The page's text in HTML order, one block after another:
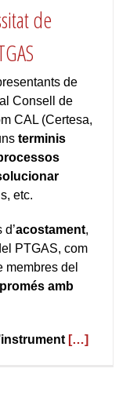
de
de
Consell de
CAL (Certesa,
terminis
etc.
acostament,
PTGAS, com
membres del
amb
[…]